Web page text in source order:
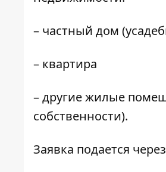
– частный дом
– квартира
– другие жилые
собственности).
Заявка подается